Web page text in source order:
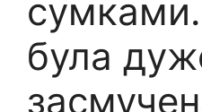
була